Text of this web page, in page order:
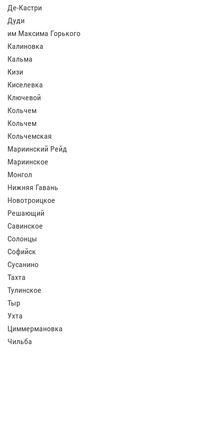
Де-Кастри
Дуди
им Максима Горького
Калиновка
Кальма
Кизи
Киселевка
Ключевой
Кольчем
Кольчем
Кольчемская
Мариинский Рейд
Мариинское
Монгол
Нижняя Гавань
Новотроицкое
Решающий
Савинское
Солонцы
Софийск
Сусанино
Тахта
Тулинское
Тыр
Ухта
Циммермановка
Чильба